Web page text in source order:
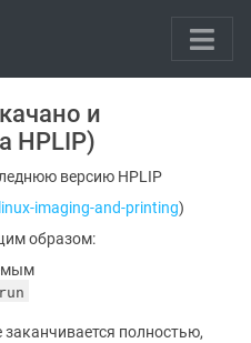
и
HPLIP)
версию HPLIP
imaging-and-printing)
образом:
заканчивается полностью,